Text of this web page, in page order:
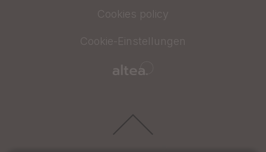
Cookies policy
Cookie-Einstellungen